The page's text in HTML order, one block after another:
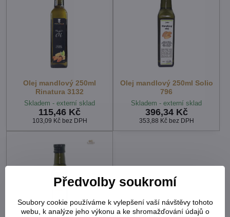
Olej mandlový 250ml
Rinatura 3132
Skladem - externí sklad
115,46 Kč
103,09 Kč bez DPH
Olej mandlový 250ml Solio
796
Skladem - externí sklad
396,34 Kč
353,88 Kč bez DPH
Předvolby soukromí
Soubory cookie používáme k vylepšení vaší návštěvy tohoto
webu, k analýze jeho výkonu a ke shromažďování údajů o